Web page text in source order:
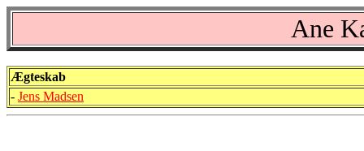
Ane
Ægteskab
- Jens Madsen